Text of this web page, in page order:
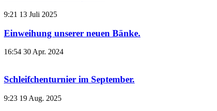
9:21 13 Juli 2025
Einweihung unserer neuen Bänke.
16:54 30 Apr. 2024
Schleifchenturnier im September.
9:23 19 Aug. 2025